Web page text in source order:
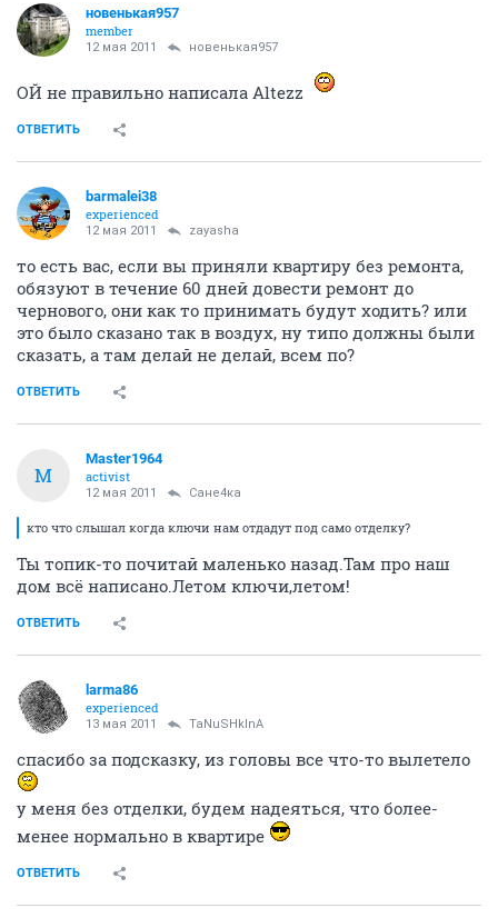
новенькая957
member
12 мая 2011 новенькая957
ОЙ не правильно написала Altezz
ОТВЕТИТЬ
barmalei38
experienced
12 мая 2011 zayasha
то есть вас, если вы приняли квартиру без ремонта,
обязуют в течение 60 дней довести ремонт до
чернового, они как то принимать будут ходить? или
это было сказано так в воздух, ну типо должны были
сказать, а там делай не делай, всем по?
ОТВЕТИТЬ
M
Master1964
activist
12 мая 2011 Сане4ка
кто что слышал когда ключи нам отдадут под само отделку?
Ты топик-то почитай маленько назад.Там про наш
дом всё написано.Летом ключи,летом!
ОТВЕТИТЬ
larma86
experienced
13 мая 2011 TaNuSHkInA
спасибо за подсказку, из головы все что-то вылетело
у меня без отделки, будем надеяться, что более-
менее нормально в квартире
ОТВЕТИТЬ